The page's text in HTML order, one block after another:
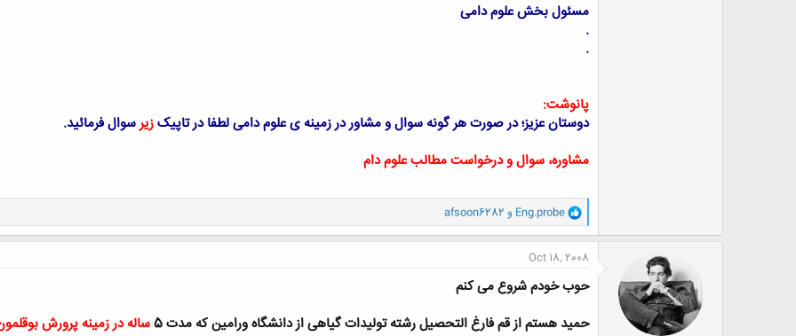
مسئول بخش علوم دامی
.
.
پانوشت:
دوستان عزیز؛ در صورت هر گونه سوال و مشاور در زمینه ی علوم دامی لطفا در تاپیکزیرسوال فرمائید.
مشاوره، سوال و درخواست مطالب علوم دام
و
ا
ک
ن
ش
ه
ا
Eng.probe و afsoon6282
Oct 18, 2008
حوب خودم شروع می کنم
حمید هستم از قم فارغ التحصیل رشته تولیدات گیاهی از دانشگاه ورامین که مدت 5
ساله در زمینه پرورش